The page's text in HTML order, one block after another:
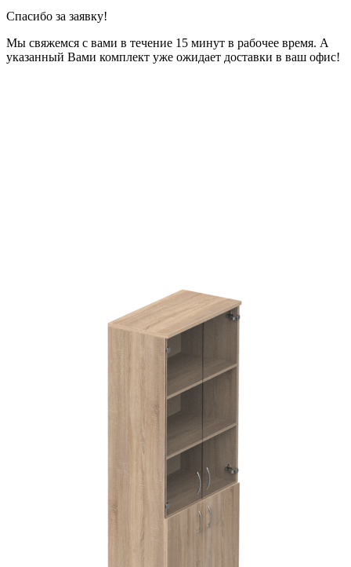
Спасибо за заявку!
Мы свяжемся с вами в течение 15 минут в рабочее время. А
указанный Вами комплект уже ожидает доставки в ваш офис!